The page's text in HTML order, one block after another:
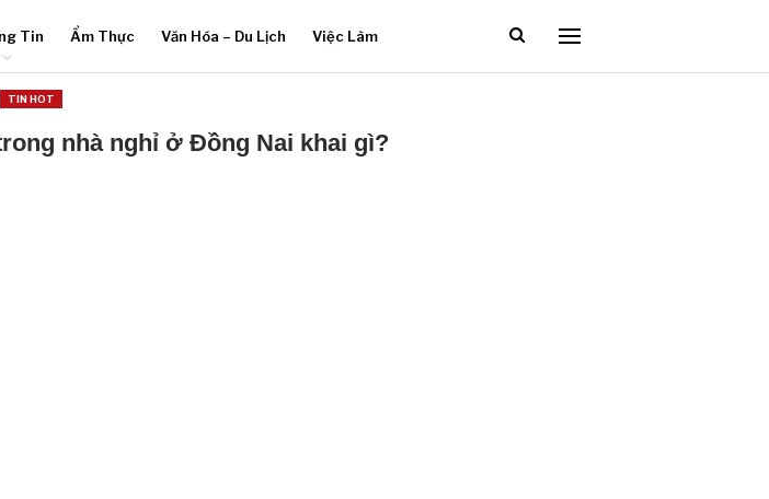
Tin Ẩm Thực Văn Hóa – Du Lịch Việc Làm
TIN HOT
nhà nghỉ ở Đồng Nai khai gì?